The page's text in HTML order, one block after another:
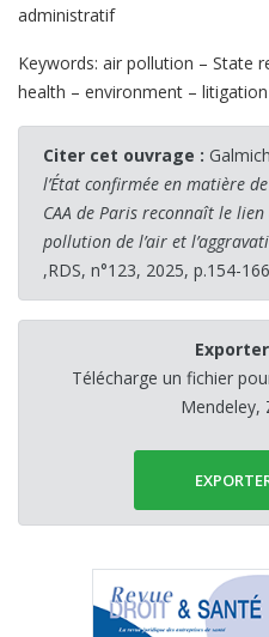
administratif
Keywords: air pollution – State
health – environment –
Citer cet ouvrage :
l’État confirmée en matière
CAA de Paris reconnaît le
pollution de l’air et
,RDS, n°123, 2025, p.154-166
Télécharge un fichier
Mendeley,